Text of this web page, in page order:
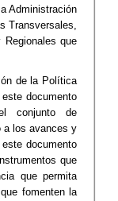
Administración
Transversales,
que
de la Política
documento
conjunto de
a los avances y
documento
que
que permita
fomenten la